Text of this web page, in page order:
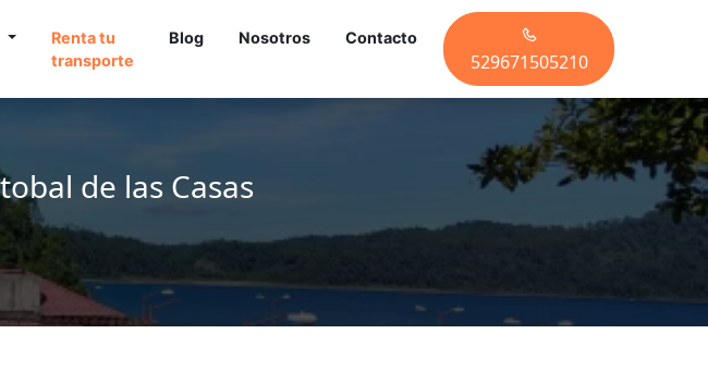
Renta tu
transporte
Blog Nosotros Contacto
529671505210
de las Casas